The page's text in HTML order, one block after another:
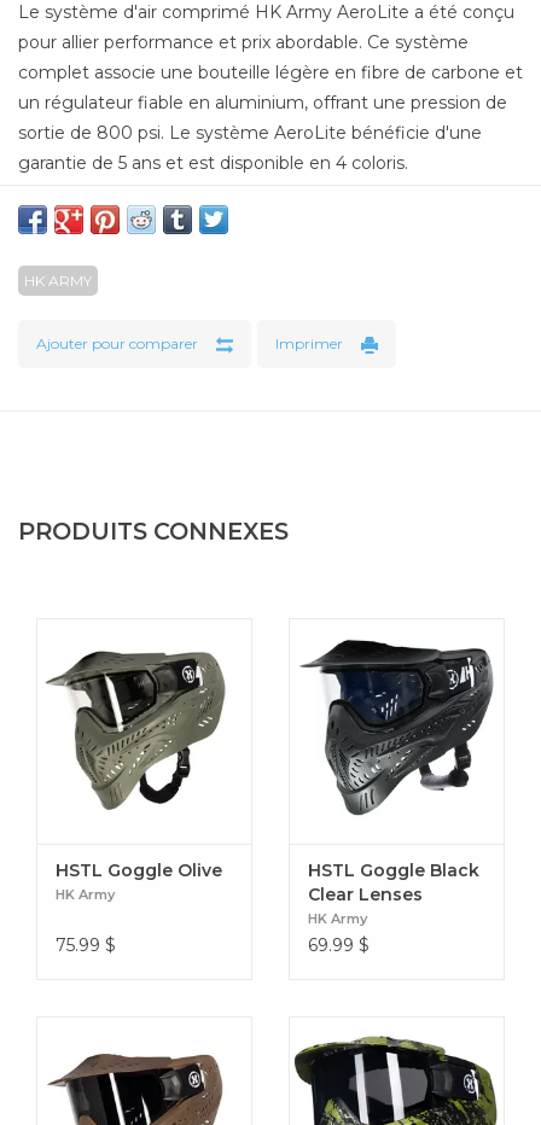
Le système d'air comprimé HK Army AeroLite a été conçu
pour allier performance et prix abordable. Ce système
complet associe une bouteille légère en fibre de carbone et
un régulateur fiable en aluminium, offrant une pression de
sortie de 800 psi. Le système AeroLite bénéficie d'une
garantie de 5 ans et est disponible en 4 coloris.
Bouteille légère de 68 pouces cubes (1 130 cm³) avec
Détendeur fiable en aluminium de qualité aéronautique
Test hydrodynamique de 5 ans
HK ARMY
Ajouter pour comparer Imprimer
PRODUITS CONNEXES
HSTL Goggle Olive
HK Army
75.99 $
HSTL Goggle Black
Clear Lenses
HK Army
69.99 $